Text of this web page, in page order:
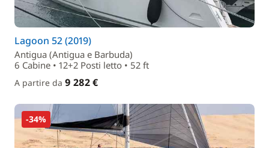
Lagoon 52 (2019)
Antigua (Antigua e Barbuda)
6 Cabine • 12+2 Posti letto • 52 ft
A partire da 9 282 €
-34%